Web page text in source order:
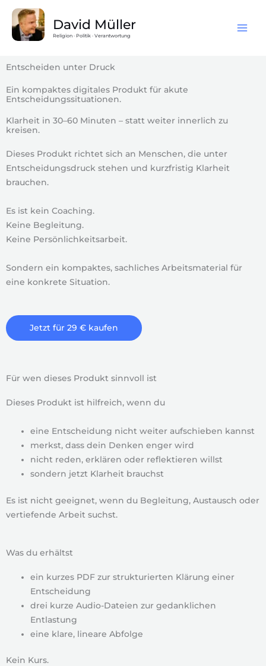
Zum
Inhalt
springen
David Müller
Religion · Politik · Verantwortung
Entscheiden unter Druck
Ein kompaktes digitales Produkt für akute
Entscheidungssituationen.
Klarheit in 30–60 Minuten – statt weiter innerlich zu
kreisen.
Dieses Produkt richtet sich an Menschen, die unter
Entscheidungsdruck stehen und kurzfristig Klarheit
brauchen.
Es ist kein Coaching.
Keine Begleitung.
Keine Persönlichkeitsarbeit.
Sondern ein kompaktes, sachliches Arbeitsmaterial für
eine konkrete Situation.
Jetzt für 29 € kaufen
Für wen dieses Produkt sinnvoll ist
Dieses Produkt ist hilfreich, wenn du
eine Entscheidung nicht weiter aufschieben kannst
merkst, dass dein Denken enger wird
nicht reden, erklären oder reflektieren willst
sondern jetzt Klarheit brauchst
Es ist nicht geeignet, wenn du Begleitung, Austausch oder
vertiefende Arbeit suchst.
Was du erhältst
ein kurzes PDF zur strukturierten Klärung einer
Entscheidung
drei kurze Audio-Dateien zur gedanklichen
Entlastung
eine klare, lineare Abfolge
Kein Kurs.